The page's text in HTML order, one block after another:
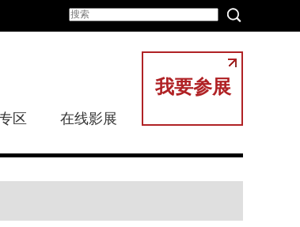
我要参展
区 在线影展